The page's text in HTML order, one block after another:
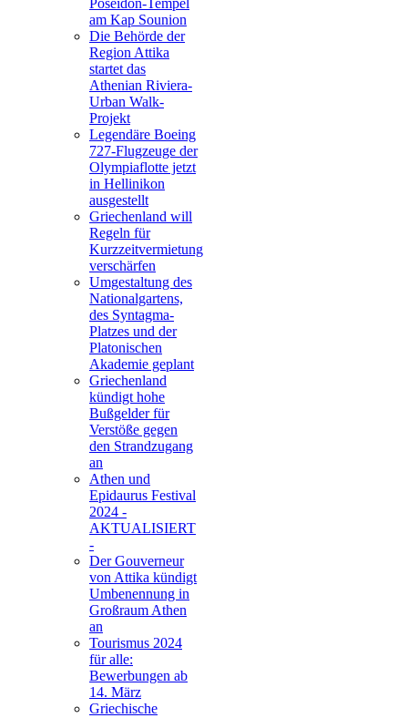
Poseidon-Tempel
am Kap Sounion
Die Behörde der
Region Attika
startet das
Athenian Riviera-
Urban Walk-
Projekt
Legendäre Boeing
727-Flugzeuge der
Olympiaflotte jetzt
in Hellinikon
ausgestellt
Griechenland will
Regeln für
Kurzzeitvermietung
verschärfen
Umgestaltung des
Nationalgartens,
des Syntagma-
Platzes und der
Platonischen
Akademie geplant
Griechenland
kündigt hohe
Bußgelder für
Verstöße gegen
den Strandzugang
an
Athen und
Epidaurus Festival
2024 -
AKTUALISIERT
-
Der Gouverneur
von Attika kündigt
Umbenennung in
Großraum Athen
an
Tourismus 2024
für alle:
Bewerbungen ab
14. März
Griechische